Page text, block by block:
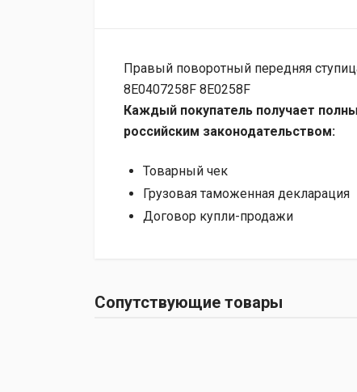
Правый поворотный передняя
8E0407258F 8E0258F
Каждый покупатель получает
российским законодательством:
Товарный чек
Грузовая таможенная декларация
Договор купли-продажи
Сопутствующие товары